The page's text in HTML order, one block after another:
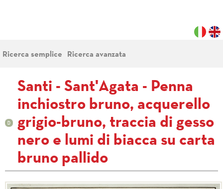
Ricerca semplice Ricerca avanzata
Santi - Sant'Agata - Penna
inchiostro bruno, acquerello
grigio-bruno, traccia di gesso
nero e lumi di biacca su carta
bruno pallido